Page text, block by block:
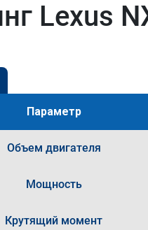
Lexus
Параметр
Объем двигателя
Мощность
Крутящий момент